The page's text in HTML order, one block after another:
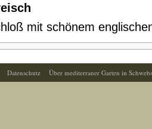
mit schönem
Datenschutz Über mediterraner Garten in